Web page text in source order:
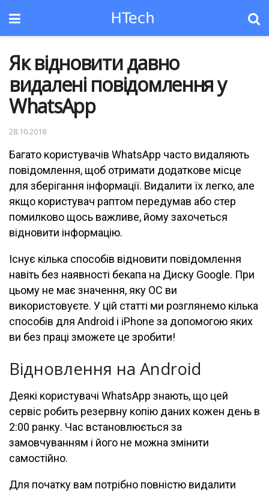
Як відновити давно
видалені повідомлення у
WhatsApp
28.10.2018
Багато користувачів WhatsApp часто видаляють
повідомлення, щоб отримати додаткове місце
для зберігання інформації. Видалити їх легко, але
якщо користувач раптом передумав або стер
помилково щось важливе, йому захочеться
відновити інформацію.
Існує кілька способів відновити повідомлення
навіть без наявності бекапа на Диску Google. При
цьому не має значення, яку ОС ви
використовуєте. У цій статті ми розглянемо кілька
способів для Android і iPhone за допомогою яких
ви без праці зможете це зробити!
Відновлення на Android
Деякі користувачі WhatsApp знають, що цей
сервіс робить резервну копію даних кожен день в
2:00 ранку. Час встановлюється за
замовчуванням і його не можна змінити
самостійно.
Для початку вам потрібно повністю видалити